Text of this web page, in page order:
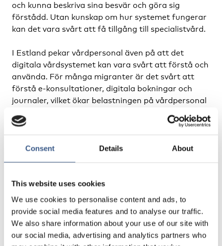
Consent Details About
This website uses cookies
We use cookies to personalise content and ads, to
provide social media features and to analyse our traffic.
We also share information about your use of our site with
our social media, advertising and analytics partners who
och kunna beskriva sina besvär och göra sig
förstådd. Utan kunskap om hur systemet fungerar
kan det vara svårt att få tillgång till specialistvård.
I Estland pekar vårdpersonal även på att det
digitala vårdsystemet kan vara svårt att förstå och
använda. För många migranter är det svårt att
förstå e-konsultationer, digitala bokningar och
journaler, vilket ökar belastningen på vårdpersonal
som samtidigt hanterar tidsbrist och språkliga
utmaningar.
Vårdpersonal säger också att det behövs bättre
tolknings- och kommunikationsstöd, mer tid med
lyfter även behovet av bättre samordning i vården.
I Norge uppmärksammas även hur migranter ofta
behöver återge sin sjukdomshistoria flera gånger,
vilket upplevs som stressande.
En lösning som utgår från användarna